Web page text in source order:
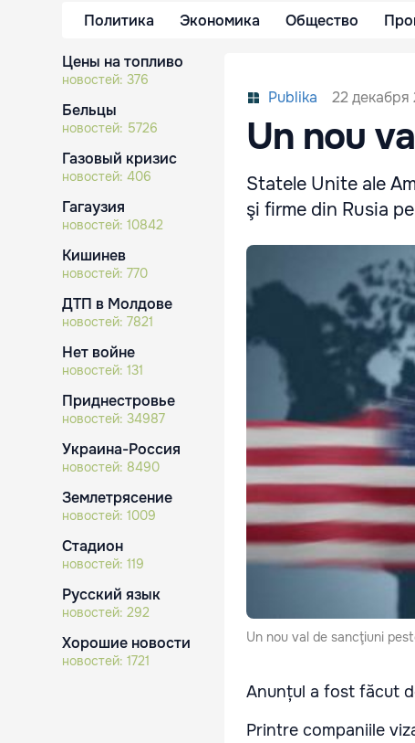
Политика Экономика Общество
Цены на топливо
новостей: 376
Бельцы
новостей: 5726
Газовый кризис
новостей: 406
Гагаузия
новостей: 10842
Кишинев
новостей: 770
ДТП в Молдове
новостей: 7821
Нет войне
новостей: 131
Приднестровье
новостей: 34987
Украина-Россия
новостей: 8490
Землетрясение
новостей: 1009
Стадион
новостей: 119
Русский язык
новостей: 292
Хорошие новости
новостей: 1721
Publika 22 декабря
Un nou
Statele Unite ale
şi firme din Rusia
Un nou val de sancţiuni
Anunțul a fost făcut
Printre companiile